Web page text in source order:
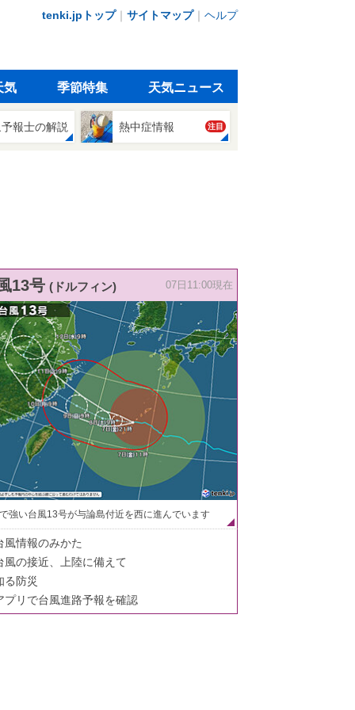
tenki.jpトップ｜ サイトマップ｜ ヘルプ
気 季節特集 天気ニュース
報士の解説 熱中症情報 注目
13号 (ドルフィン) 07日11:00現在
強い台風13号が与論島付近を西に進んでいます
風情報のみかた
風の接近、上陸に備えて
る防災
プリで台風進路予報を確認